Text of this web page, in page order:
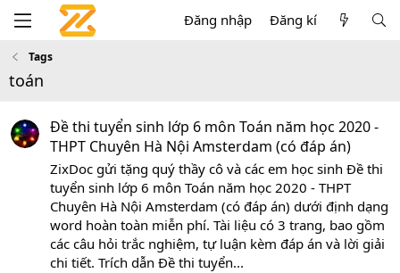
Đăng nhập Đăng kí
Tags
toán
Đề thi tuyển sinh lớp 6 môn Toán năm học 2020 -
THPT Chuyên Hà Nội Amsterdam (có đáp án)
ZixDoc gửi tặng quý thầy cô và các em học sinh Đề thi
tuyển sinh lớp 6 môn Toán năm học 2020 - THPT
Chuyên Hà Nội Amsterdam (có đáp án) dưới định dạng
word hoàn toàn miễn phí. Tài liệu có 3 trang, bao gồm
các câu hỏi trắc nghiệm, tự luận kèm đáp án và lời giải
chi tiết. Trích dẫn Đề thi tuyển...